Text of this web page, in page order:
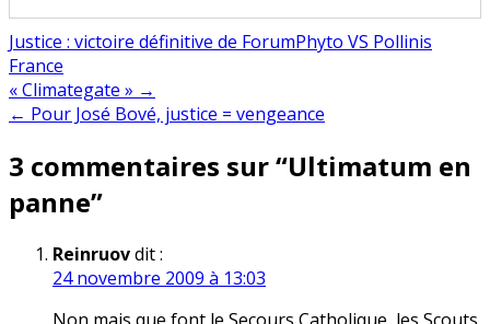
Justice : victoire définitive de ForumPhyto VS Pollinis
France
Navigation
de
l’article
« Climategate » →
← Pour José Bové, justice = vengeance
3 commentaires sur “Ultimatum en
panne”
Reinruovdit :
24 novembre 2009 à 13:03